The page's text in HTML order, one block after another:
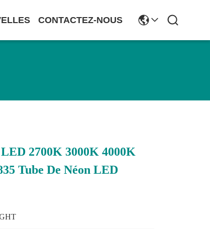
CONTACTEZ-NOUS
2700K 3000K 4000K
Tube De Néon LED